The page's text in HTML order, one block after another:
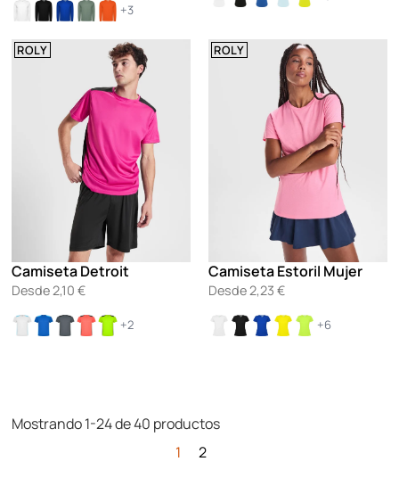
+3
ROLY
Camiseta Detroit
Desde 2,10€
+2
ROLY
Camiseta Estoril Mujer
Desde 2,23 €
+6
Mostrando 1-24 de 40 productos
1
2